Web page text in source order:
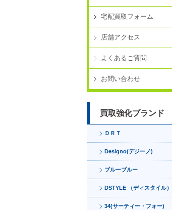
宅配買取フォーム
店舗アクセス
よくあるご質問
お問い合わせ
買取強化ブランド
ＤＲＴ
Designo(デジーノ)
ブルーブルー
DSTYLE （ディスタイル）
34(サーティー・フォー)